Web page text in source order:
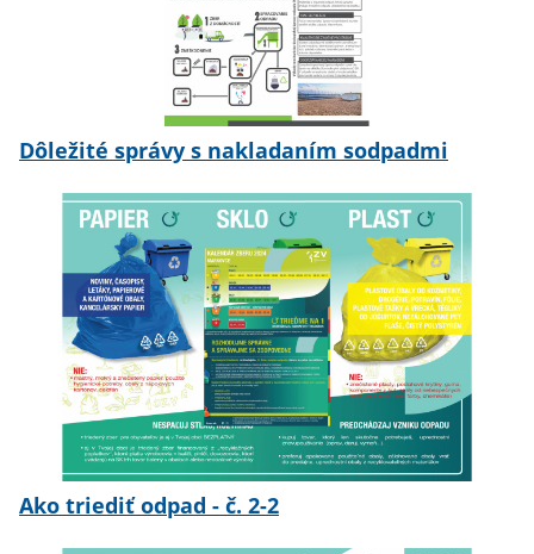
Dôležité správy s nakladaním sodpadmi
Ako triediť odpad - č. 2-2